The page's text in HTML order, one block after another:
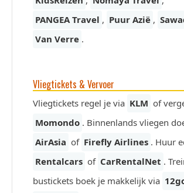
PANGEA Travel , Puur Azië ,
Van Verre .
Vliegtickets & Vervoer
Vliegtickets regel je via KLM of
Momondo . Binnenlands vliegen
AirAsia of Firefly Airlines . Huur
Rentalcars of CarRentalNet .
bustickets boek je makkelijk via